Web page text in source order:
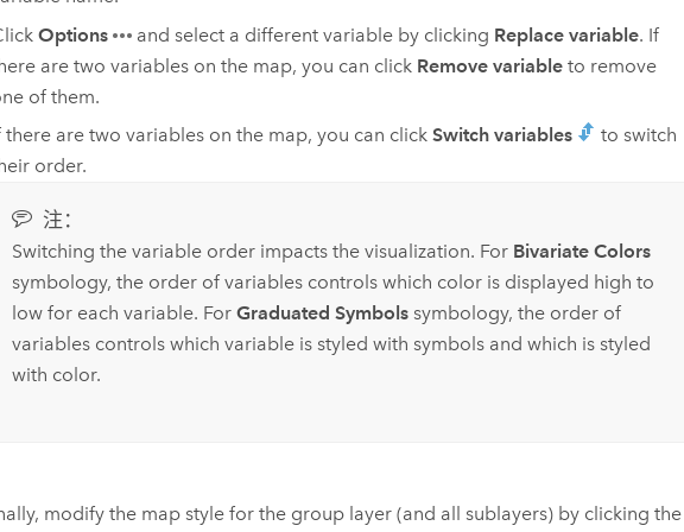
Options and select a different variable by clicking Replace variable. If
are two variables on the map, you can click Remove variableto remove
of them.
there are two variables on the map, you can click Switch variables
to switch
order.
注：
Switching the variable order impacts the visualization. For Bivariate Colors
symbology, the order of variables controls which color is displayed high to
low for each variable. ForGraduated Symbols symbology, the order of
variables controls which variable is styled with symbols and which is styled
with color.
modify the map style for the group layer (and all sublayers) by clicking the